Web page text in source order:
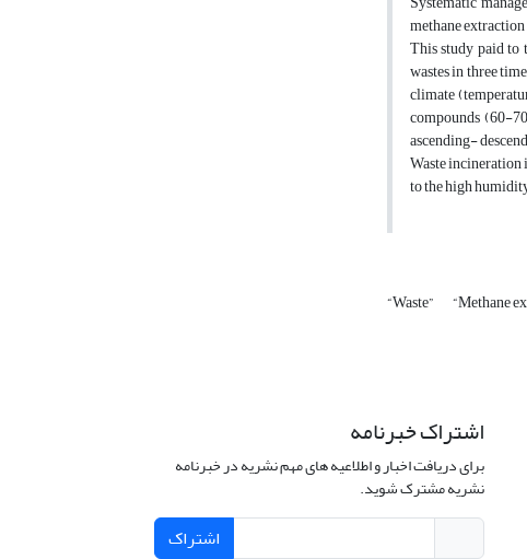
methane
This study paid
wastes in three
climate
compounds (60-
ascending-
Waste
to the high
“Waste” “Methane
اشتراک خبرنامه
برای دریافت اخبار و اطلاعیه های مهم نشریه در خبرنامه
نشریه مشترک شوید.
اشتراک